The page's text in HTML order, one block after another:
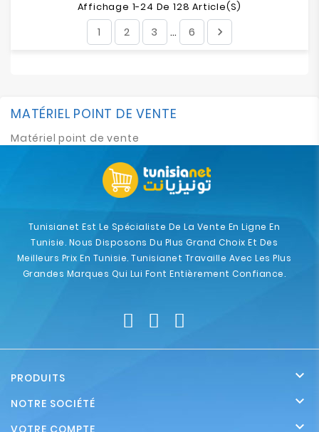
Affichage 1-24 De 128 Article(s)
1 2 3 … 6 
MATÉRIEL POINT DE VENTE
Matériel point de vente
Tunisianet Est Le Spécialiste De La Vente En Ligne En
Tunisie. Nous Disposons Du Plus Grand Choix Et Des
Meilleurs Prix En Tunisie. Tunisianet Travaille Avec Les Plus
Grandes Marques Qui Lui Font Entièrement Confiance.
PRODUITS 
NOTRE SOCIÉTÉ 
VOTRE COMPTE 